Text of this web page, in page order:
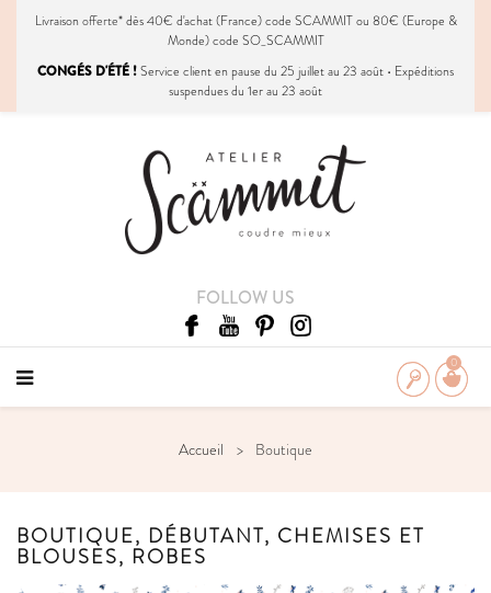
Livraison offerte* dès 40€ d'achat (France) code SCAMMIT ou 80€ (Europe &
Monde) code SO_SCAMMIT
CONGÉS D'ÉTÉ !Service client en pause du 25 juillet au 23 août • Expéditions
suspendues du 1er au 23 août
FOLLOW US
0
Accueil Boutique
BOUTIQUE, DÉBUTANT, CHEMISES ET
BLOUSES, ROBES